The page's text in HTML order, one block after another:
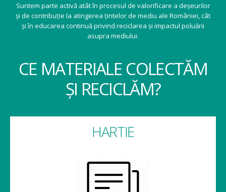
Suntem parte activă atât în procesul de valorificare a deșeurilor
și de contribuție la atingerea țintelor de mediu ale României, cât
și în educarea continuă privind reciclarea și impactul poluării
asupra mediului.
CE MATERIALE COLECTĂM
ȘI RECICLĂM?
HARTIE